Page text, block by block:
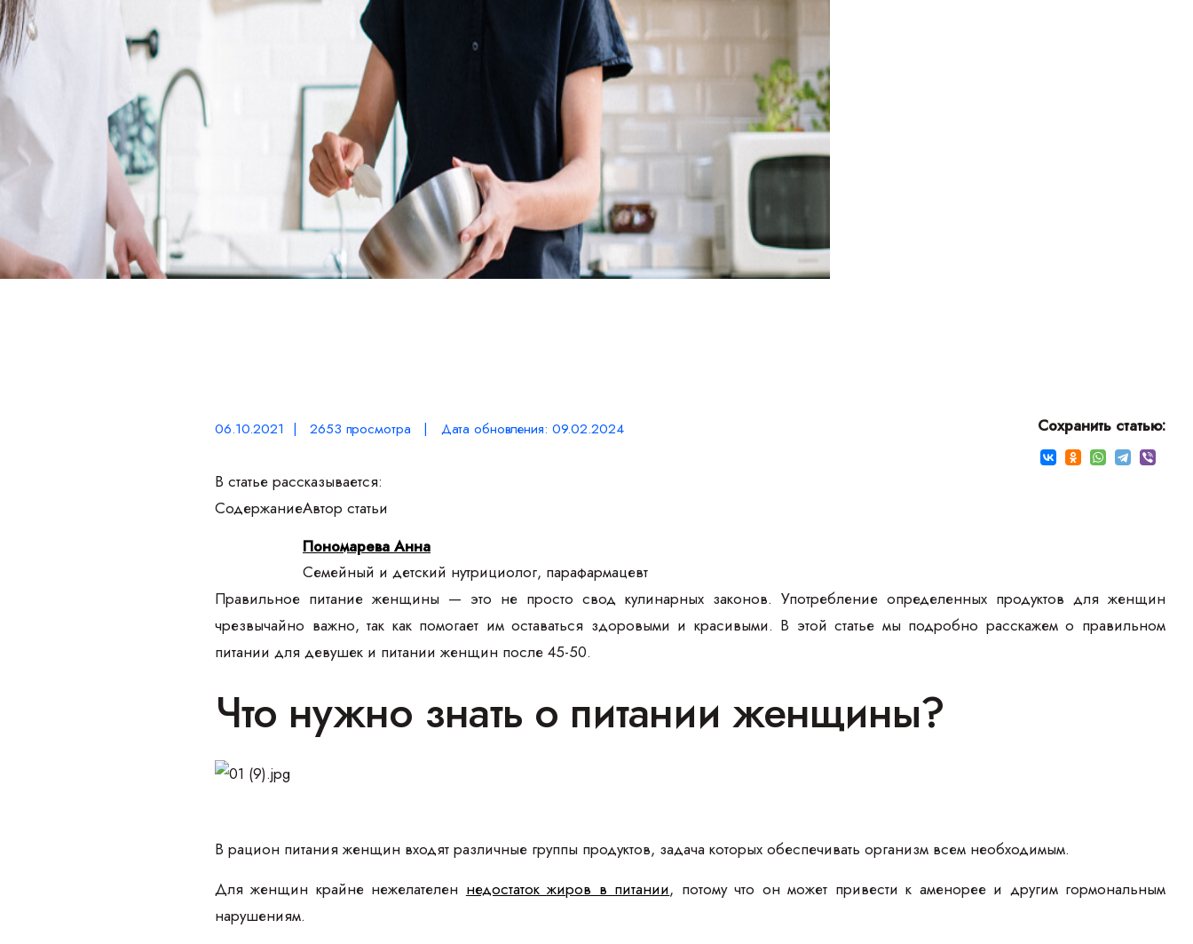
06.10.2021 | 2653 просмотра | Дата обновления: 09.02.2024 Сохранить статью:
В статье рассказывается:
СодержаниеАвтор статьи
Пономарева Анна
Семейный и детский нутрициолог, парафармацевт
Правильное питание женщины — это не просто свод кулинарных законов. Употребление определенных продуктов для женщин
чрезвычайно важно, так как помогает им оставаться здоровыми и красивыми. В этой статье мы подробно расскажем о правильном
питании для девушек и питании женщин после 45-50.
Что нужно знать о питании женщины?
В рацион питания женщин входят различные группы продуктов, задача которых обеспечивать организм всем необходимым.
Для женщин крайне нежелателен недостаток жиров в питании, потому что он может привести к аменорее и другим гормональным
нарушениям.